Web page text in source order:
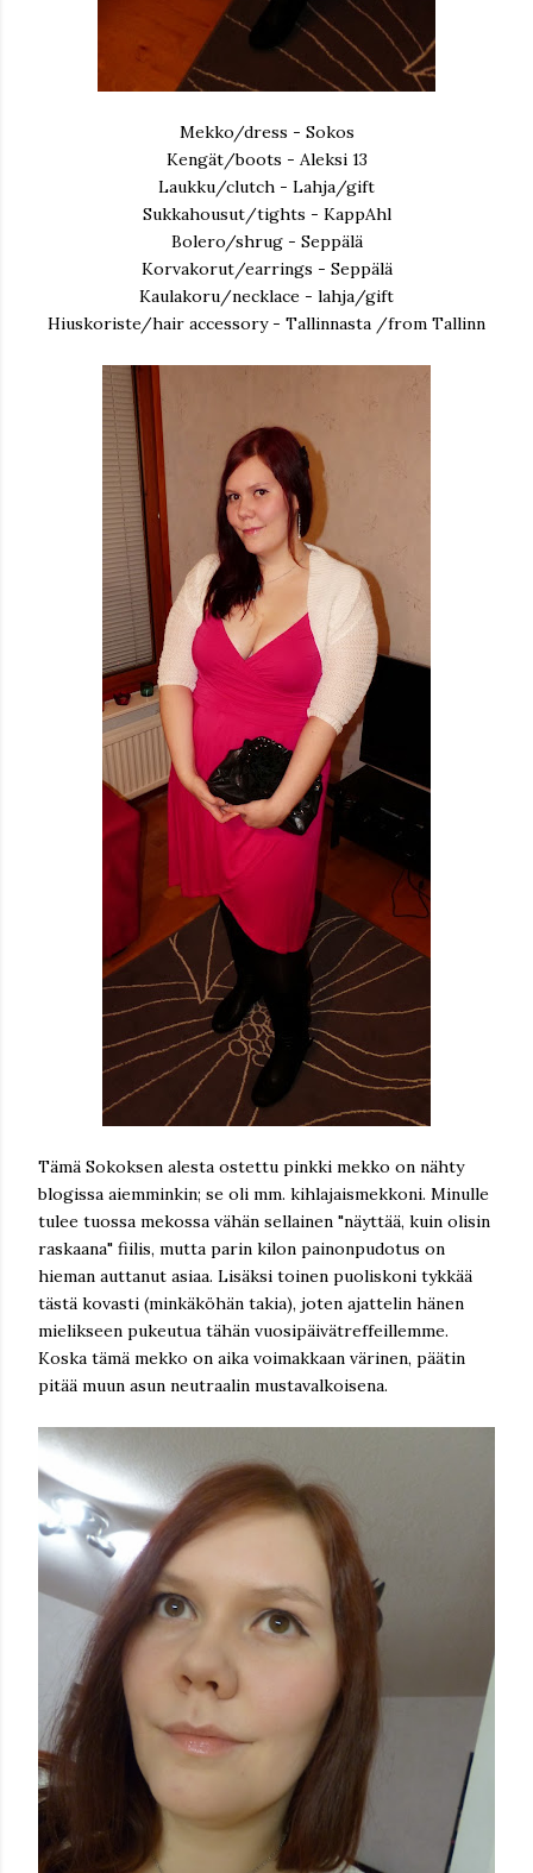
Mekko/dress - Sokos
Kengät/boots - Aleksi 13
Laukku/clutch - Lahja/gift
Sukkahousut/tights - KappAhl
Bolero/shrug - Seppälä
Korvakorut/earrings - Seppälä
Kaulakoru/necklace - lahja/gift
Hiuskoriste/hair accessory - Tallinnasta /from Tallinn
Tämä Sokoksen alesta ostettu pinkki mekko on nähty
blogissa aiemminkin; se oli mm. kihlajaismekkoni. Minulle
tulee tuossa mekossa vähän sellainen "näyttää, kuin olisin
raskaana" fiilis, mutta parin kilon painonpudotus on
hieman auttanut asiaa. Lisäksi toinen puoliskoni tykkää
tästä kovasti (minkäköhän takia), joten ajattelin hänen
mielikseen pukeutua tähän vuosipäivätreffeillemme.
Koska tämä mekko on aika voimakkaan värinen, päätin
pitää muun asun neutraalin mustavalkoisena.